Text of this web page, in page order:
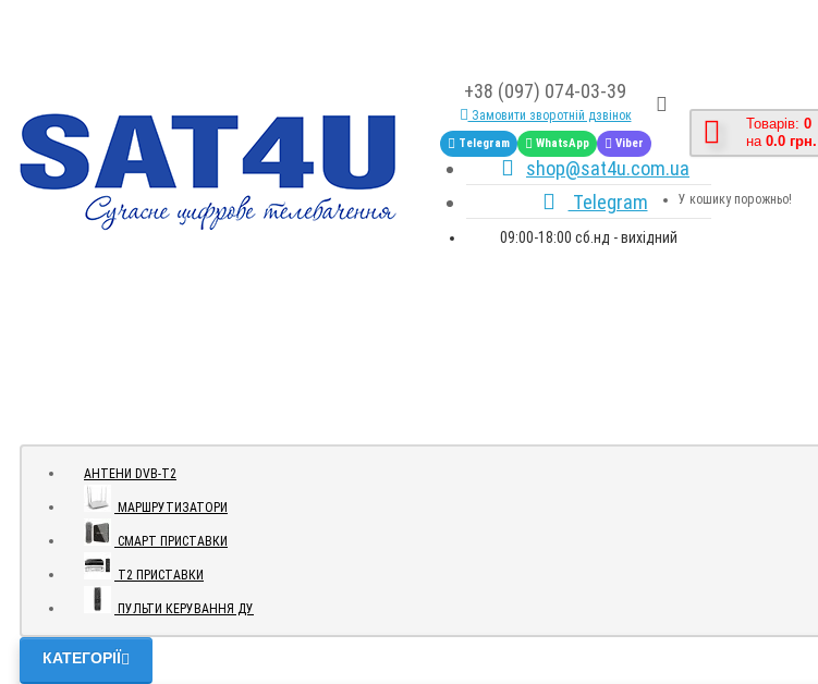
+38 (097) 074-03-39
Замовити зворотній дзвінок
Telegram WhatsApp Viber
shop@sat4u.com.ua
Telegram
09:00-18:00 сб.нд - вихідний
Товарів: 0
на 0.0 грн.
У кошику порожньо!
АНТЕНИ DVB-Т2
МАРШРУТИЗАТОРИ
СМАРТ ПРИСТАВКИ
Т2 ПРИСТАВКИ
ПУЛЬТИ КЕРУВАННЯ ДУ
КАТЕГОРІЇ